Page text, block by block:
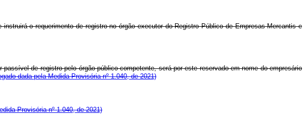
o requerimento de registro no órgão executor do Registro Público de Empresas Mercantis e
de registro pelo órgão público competente, será por este reservado em nome do empresário
dada pela Medida Provisória nº 1.040, de 2021)
Provisória nº 1.040, de 2021)